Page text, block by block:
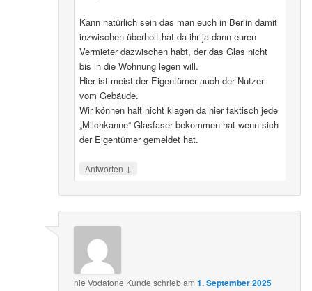
Kann natürlich sein das man euch in Berlin damit
inzwischen überholt hat da ihr ja dann euren
Vermieter dazwischen habt, der das Glas nicht
bis in die Wohnung legen will.
Hier ist meist der Eigentümer auch der Nutzer
vom Gebäude.
Wir können halt nicht klagen da hier faktisch jede
„Milchkanne“ Glasfaser bekommen hat wenn sich
der Eigentümer gemeldet hat.
Antworten ↓
nie Vodafone Kunde schriebam1. September 2025